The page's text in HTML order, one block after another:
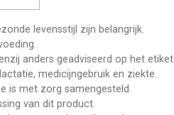
levensstijl zijn belangrijk.
anders geadviseerd op het etiket.
medicijngebruik en ziekte.
is met zorg samengesteld.
van dit product.